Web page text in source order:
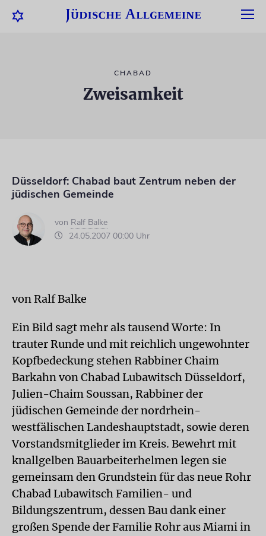
CHABAD
Zweisamkeit
Düsseldorf: Chabad baut Zentrum neben der
jüdischen Gemeinde
von Ralf Balke
24.05.2007 00:00 Uhr
von Ralf Balke
Ein Bild sagt mehr als tausend Worte: In
trauter Runde und mit reichlich ungewohnter
Kopfbedeckung stehen Rabbiner Chaim
Barkahn von Chabad Lubawitsch Düsseldorf,
Julien-Chaim Soussan, Rabbiner der
jüdischen Gemeinde der nordrhein-
westfälischen Landeshauptstadt, sowie deren
Vorstandsmitglieder im Kreis. Bewehrt mit
knallgelben Bauarbeiterhelmen legen sie
gemeinsam den Grundstein für das neue Rohr
Chabad Lubawitsch Familien- und
Bildungszentrum, dessen Bau dank einer
großen Spende der Familie Rohr aus Miami in